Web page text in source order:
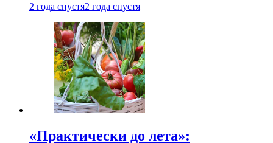
2 года спустя2 года спустя
«Практически до лета»: